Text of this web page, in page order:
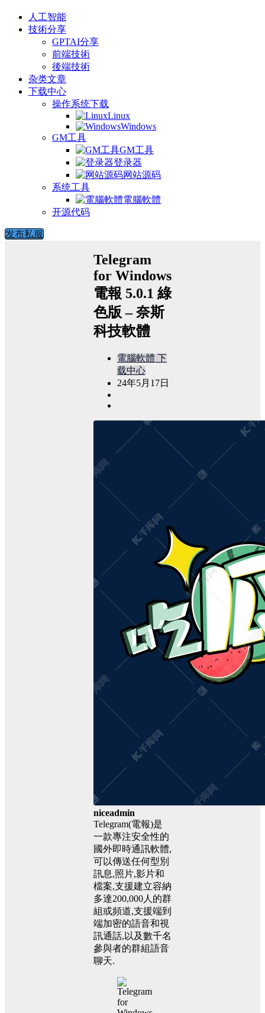
人工智能
技術分享
GPTAI分享
前端技術
後端技術
杂类文章
下载中心
操作系统下载
Linux
Windows
GM工具
GM工具
登录器
网站源码
系统工具
電腦軟體
开源代码
发布私服
Telegram
for Windows
電報 5.0.1 綠
色版 – 奈斯
科技軟體
電腦軟體 下
载中心
24年5月17日
niceadmin
Telegram(電報)是
一款專注安全性的
國外即時通訊軟體,
可以傳送任何型別
訊息,照片,影片和
檔案,支援建立容納
多達200,000人的群
組或頻道,支援端到
端加密的語音和視
訊通話,以及數千名
參與者的群組語音
聊天.